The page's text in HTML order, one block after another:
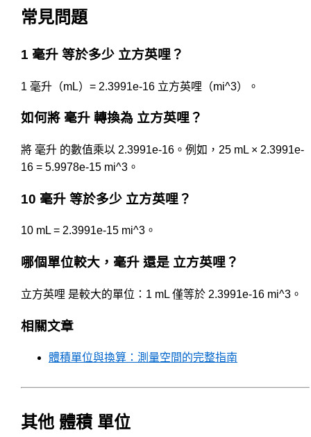
常見問題
1 毫升 等於多少 立方英哩？
1 毫升（mL）= 2.3991e-16 立方英哩（mi^3）。
如何將 毫升 轉換為 立方英哩？
將 毫升 的數值乘以 2.3991e-16。例如，25 mL × 2.3991e-
16 = 5.9978e-15 mi^3。
10 毫升 等於多少 立方英哩？
10 mL = 2.3991e-15 mi^3。
哪個單位較大，毫升 還是 立方英哩？
立方英哩 是較大的單位：1 mL 僅等於 2.3991e-16 mi^3。
相關文章
體積單位與換算：測量空間的完整指南
其他 體積 單位